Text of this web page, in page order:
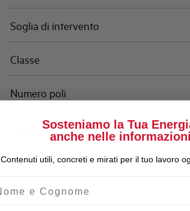
Soglia di intervento
Classe
Numero poli
Numero moduli
Potenza dissipata
Sosteniamo la Tua
anche nelle informazioni
Contenuti utili, concreti e mirati per il tuo lavoro